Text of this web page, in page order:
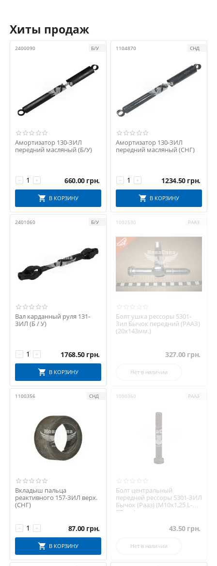
Хиты продаж
2400090 Б/У
Амортизатор 130-ЗИЛ
передний масляный (Б/У)
+
− 660.00 грн.
В КОРЗИНУ
1104870 СНД
Амортизатор 130-ЗИЛ
передний масляный (СНГ)
+
− 1234.50 грн.
В КОРЗИНУ
2401060 Б/У
Вал карданный руля 131-
ЗИЛ (Б / У)
+
− 1768.50 грн.
В КОРЗИНУ
1002530 РААЗ
Болт ушка рессоры 5301-
Зил Бычок передний (РААЗ)
(20х143мм.)
327.00 грн.
Нет в наличии
1100356 СНД
Вкладыш пальца
реактивного 157-ЗИЛ верх.
(СНГ)
+
− 87.00 грн.
В КОРЗИНУ
1000360 РААЗ
Болт центральный
передней рессоры 5301-ЗИЛ
Бычок (Рааз) (М10х1,25 L-
87мм.)
43.50 грн.
Нет в наличии